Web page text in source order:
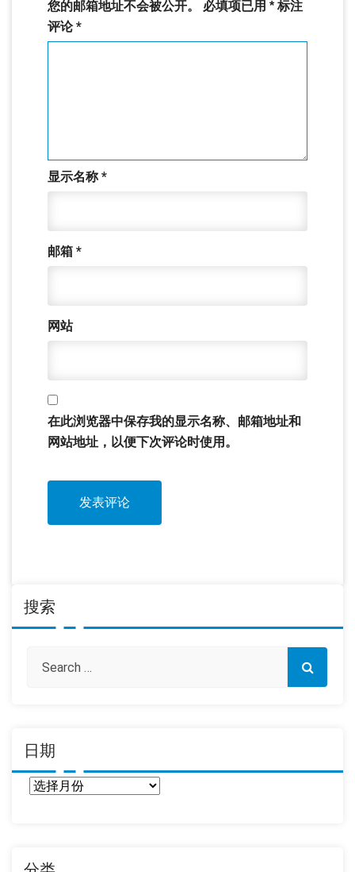
您的邮箱地址不会被公开。 必填项已用 * 标注
评论*
显示名称*
邮箱 *
网站
在此浏览器中保存我的显示名称、邮箱地址和
网站地址，以便下次评论时使用。
搜索
日期